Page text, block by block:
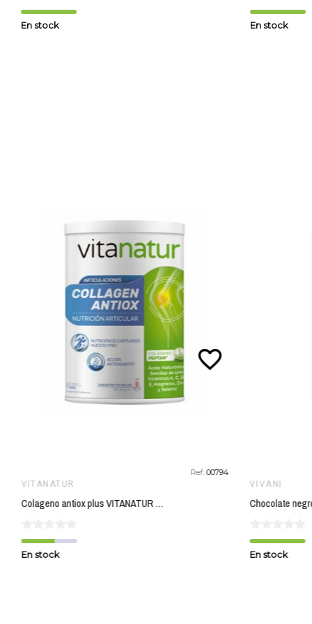
En stock En stock
Ref:00794
VITANATUR
Colageno antiox plus VITANATUR 360 gr
En stock
favorite_border
VIVANI
En stock